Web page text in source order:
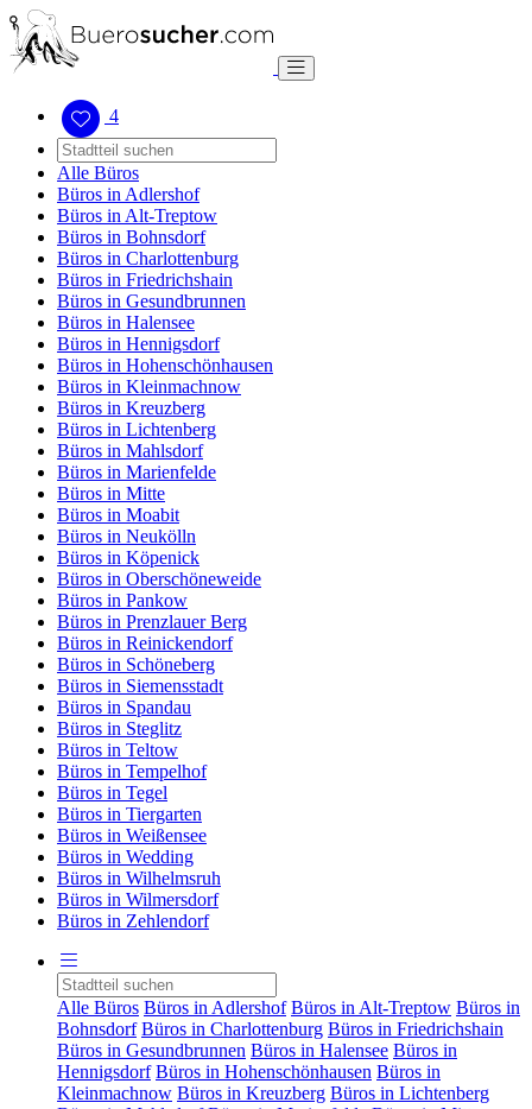
4
Alle Büros
Büros in Adlershof
Büros in Alt-Treptow
Büros in Bohnsdorf
Büros in Charlottenburg
Büros in Friedrichshain
Büros in Gesundbrunnen
Büros in Halensee
Büros in Hennigsdorf
Büros in Hohenschönhausen
Büros in Kleinmachnow
Büros in Kreuzberg
Büros in Lichtenberg
Büros in Mahlsdorf
Büros in Marienfelde
Büros in Mitte
Büros in Moabit
Büros in Neukölln
Büros in Köpenick
Büros in Oberschöneweide
Büros in Pankow
Büros in Prenzlauer Berg
Büros in Reinickendorf
Büros in Schöneberg
Büros in Siemensstadt
Büros in Spandau
Büros in Steglitz
Büros in Teltow
Büros in Tempelhof
Büros in Tegel
Büros in Tiergarten
Büros in Weißensee
Büros in Wedding
Büros in Wilhelmsruh
Büros in Wilmersdorf
Büros in Zehlendorf
Alle Büros Büros in Adlershof Büros in Alt-Treptow Büros in
Bohnsdorf Büros in Charlottenburg Büros in Friedrichshain
Büros in Gesundbrunnen Büros in Halensee Büros in
Hennigsdorf Büros in Hohenschönhausen Büros in
Kleinmachnow Büros in Kreuzberg Büros in Lichtenberg